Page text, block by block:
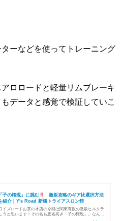
ーなどを使ってトレーニング
ロロードと軽量リムブレーキ
データと感覚で検証していこ
子の権現」に挑む
激坂攻略のギア比選択方法
紹介 | Y's Road 新橋トライアスロン館
イズロードお茶の水店の今回は関東有数の激坂ヒルクラ
うと思います！その名も悪名高き「子の権現」。なんで